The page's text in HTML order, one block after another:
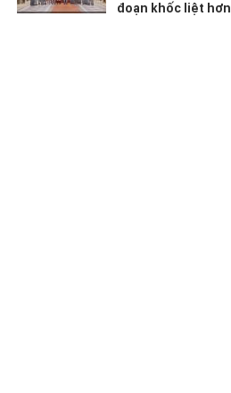
đoạn khốc liệt hơn